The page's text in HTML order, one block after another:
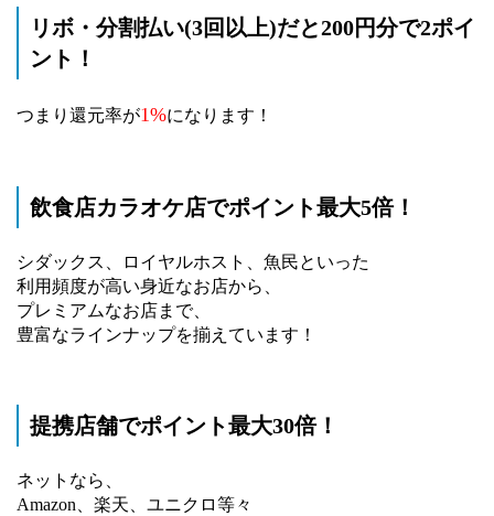
リボ・分割払い(3回以上)だと200円分で2ポイ
ント！
つまり還元率が1%になります！
飲食店カラオケ店でポイント最大5倍！
シダックス、ロイヤルホスト、魚民といった
利用頻度が高い身近なお店から、
プレミアムなお店まで、
豊富なラインナップを揃えています！
提携店舗でポイント最大30倍！
ネットなら、
Amazon、楽天、ユニクロ等々